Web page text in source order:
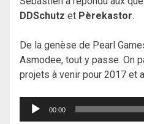
DDSchutz et Pèrekastor.
De la genèse de Pearl
Asmodee, tout y passe. On
projets à venir pour 2017 et
Lecteur
00:00